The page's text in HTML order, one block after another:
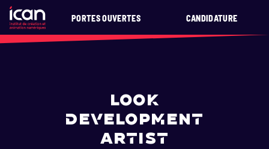
PORTES OUVERTES CANDIDATURE
LOOK
DEVELOPMENT
ARTIST